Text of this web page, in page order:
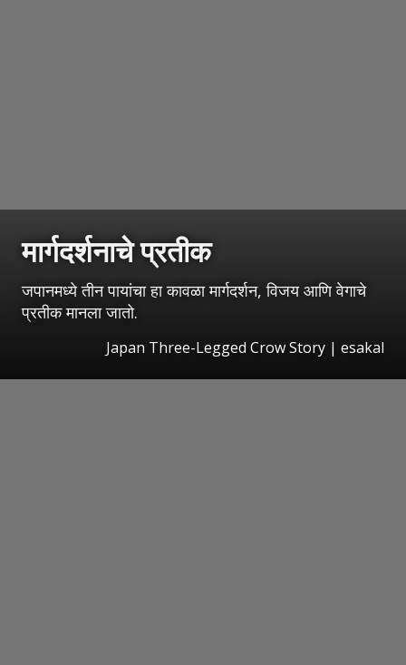
मार्गदर्शनाचे प्रतीक
जपानमध्ये तीन पायांचा हा कावळा मार्गदर्शन, विजय आणि वेगाचे
प्रतीक मानला जातो.
Japan Three-Legged Crow Story | esakal